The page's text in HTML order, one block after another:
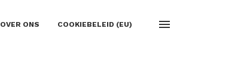
OVER ONS COOKIEBELEID (EU)